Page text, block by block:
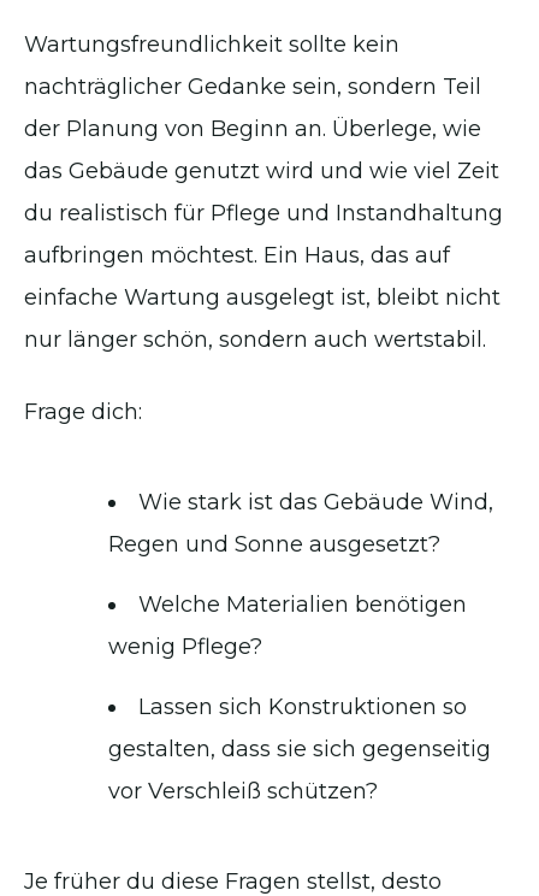
Wartungsfreundlichkeit sollte kein
nachträglicher Gedanke sein, sondern Teil
der Planung von Beginn an. Überlege, wie
das Gebäude genutzt wird und wie viel Zeit
du realistisch für Pflege und Instandhaltung
aufbringen möchtest. Ein Haus, das auf
einfache Wartung ausgelegt ist, bleibt nicht
nur länger schön, sondern auch wertstabil.
Frage dich:
Wie stark ist das Gebäude Wind,
Regen und Sonne ausgesetzt?
Welche Materialien benötigen
wenig Pflege?
Lassen sich Konstruktionen so
gestalten, dass sie sich gegenseitig
vor Verschleiß schützen?
Je früher du diese Fragen stellst, desto